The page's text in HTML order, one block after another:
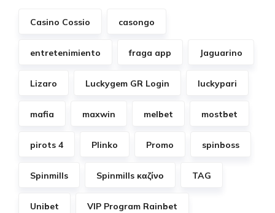
Casino Cossio casongo
entretenimiento fraga app Jaguarino
Lizaro Luckygem GR Login luckypari
mafia maxwin melbet mostbet
pirots 4 Plinko Promo spinboss
Spinmills Spinmills καζίνο TAG
Unibet VIP Program Rainbet